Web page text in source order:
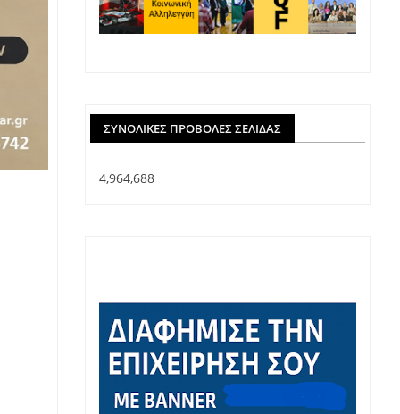
ΣΥΝΟΛΙΚΈΣ ΠΡΟΒΟΛΈΣ ΣΕΛΊΔΑΣ
4,964,688